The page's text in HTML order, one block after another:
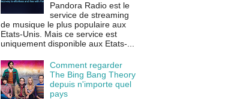
Pandora Radio est le
service de streaming
de musique le plus populaire aux
Etats-Unis. Mais ce service est
uniquement disponible aux Etats-...
Comment regarder
The Bing Bang Theory
depuis n'importe quel
pays